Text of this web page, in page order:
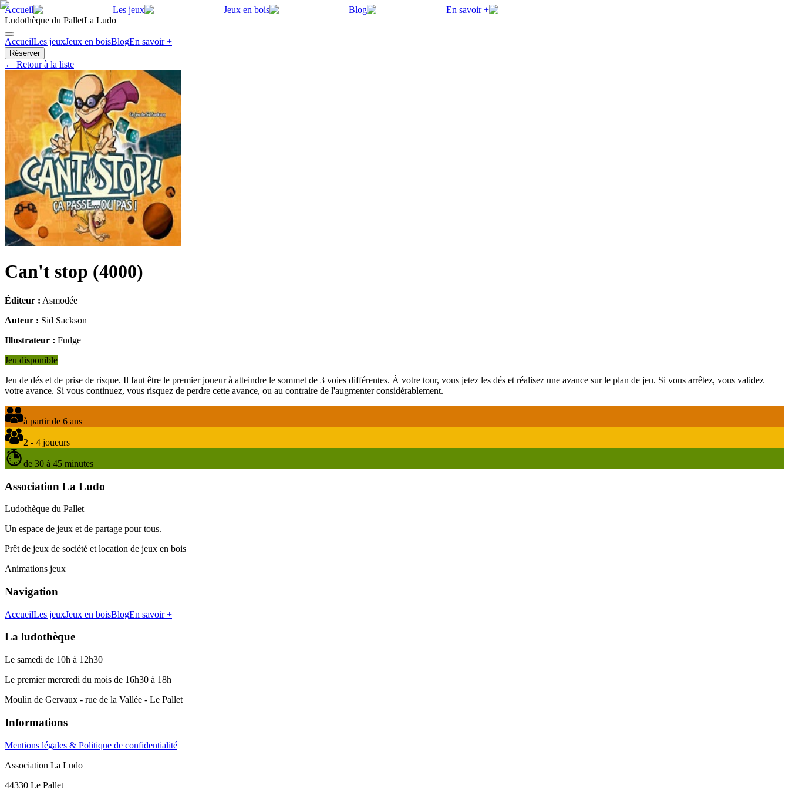
Accueil Les jeux Jeux en bois Blog
En savoir +
Ludothèque du PalletLa Ludo
AccueilLes jeuxJeux en boisBlogEn savoir +
Réserver
← Retour à la liste
Can't stop (4000)
Éditeur : Asmodée
Auteur : Sid Sackson
Illustrateur : Fudge
Jeu disponible
Jeu de dés et de prise de risque. Il faut être le premier joueur à atteindre le sommet de 3 voies différentes. À votre tour, vous jetez les dés et réalisez une avance sur le plan de jeu. Si vous arrêtez, vous validez
votre avance. Si vous continuez, vous risquez de perdre cette avance, ou au contraire de l'augmenter considérablement.
à partir de 6 ans
2 - 4 joueurs
de 30 à 45 minutes
Association La Ludo
Ludothèque du Pallet
Un espace de jeux et de partage pour tous.
Prêt de jeux de société et location de jeux en bois
Animations jeux
Navigation
AccueilLes jeuxJeux en boisBlogEn savoir +
La ludothèque
Le samedi de 10h à 12h30
Le premier mercredi du mois de 16h30 à 18h
Moulin de Gervaux - rue de la Vallée - Le Pallet
Informations
Mentions légales & Politique de confidentialité
Association La Ludo
44330 Le Pallet